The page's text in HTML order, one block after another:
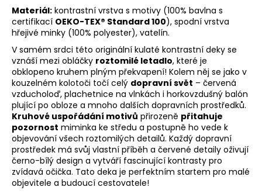
Materiál: kontrastní vrstva s motivy (100% bavlna s
certifikací OEKO-TEX® Standard 100), spodní vrstva
hřejivé minky (100% polyester), vatelín.
V samém srdci této originální kulaté kontrastní deky se
vznáší mezi obláčky roztomilé letadlo, které je
obklopeno kruhem plným překvapení! Kolem něj se jako v
kouzelném kolotoči točí celý dopravní svět – červená
vzducholoď, plachetnice na vlnkách i horkovzdušný balón
plující po obloze a mnoho dalších dopravních prostředků.
Kruhové uspořádání motivů přirozeně přitahuje
pozornost miminka ke středu a postupně ho vede k
objevování všech roztomilých detailů. Každý dopravní
prostředek má svůj vlastní příběh a červené detaily oživují
černo-bílý design a vytváří fascinující kontrasty pro
zvídavá očička. Tato deka je perfektním startem pro malé
objevitele a budoucí cestovatele!